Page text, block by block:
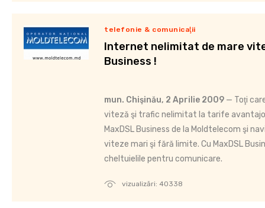
vizualizări: 40338
telefonie & comunicaţii
Internet nelimitat de mare
Business !
mun. Chişinău, 2 Aprilie 2009 — Toţi
viteză şi trafic nelimitat la tarife
MaxDSL Business de la Moldtelecom şi
viteze mari şi fără limite. Cu MaxDSL
cheltuielile pentru comunicare.